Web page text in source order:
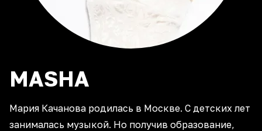
MASHA
Мария Качанова родилась в Москве. С детских лет
занималась музыкой. Но получив образование,